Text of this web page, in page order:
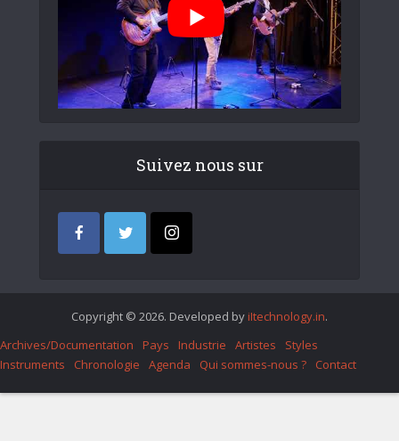
Suivez nous sur
Copyright © 2026. Developed by iItechnology.in.
Archives/Documentation
Pays Industrie Artistes
Styles
Instruments
Chronologie Agenda Qui sommes-nous ? Contact